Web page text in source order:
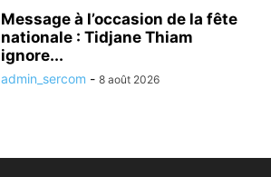
Message à l’occasion de la fête
nationale : Tidjane Thiam
ignore...
admin_sercom - 8 août 2026